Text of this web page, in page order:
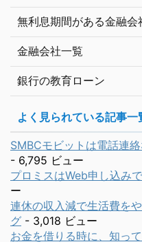
無利息期間がある金融会
金融会社一覧
銀行の教育ローン
よく見られている記事一
SMBCモビットは電話連
- 6,795 ビュー
プロミスはWeb申し込み
ー
連休の収入減で生活費を
グ - 3,018 ビュー
お金を借りる時に、知っ